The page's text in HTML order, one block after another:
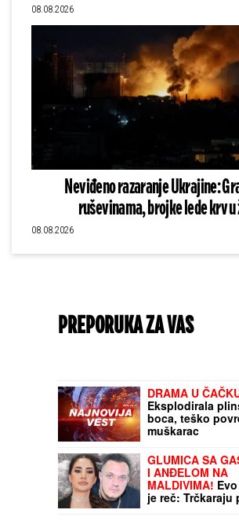
08.08.2026
Neviđeno razaranje Ukrajine:
ruševinama, brojke lede krv
08.08.2026
PREPORUKA ZA VAS